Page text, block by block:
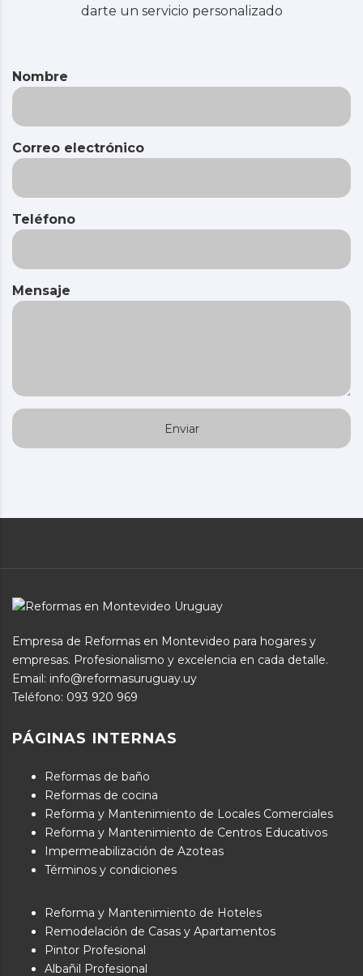
darte un servicio personalizado
Nombre
Correo electrónico
Teléfono
Mensaje
Empresa de Reformas en Montevideo para hogares y
empresas. Profesionalismo y excelencia en cada detalle.
Email: info@reformasuruguay.uy
Teléfono: 093 920 969
PÁGINAS INTERNAS
Reformas de baño
Reformas de cocina
Reforma y Mantenimiento de Locales Comerciales
Reforma y Mantenimiento de Centros Educativos
Impermeabilización de Azoteas
Términos y condiciones
Reforma y Mantenimiento de Hoteles
Remodelación de Casas y Apartamentos
Pintor Profesional
Albañil Profesional